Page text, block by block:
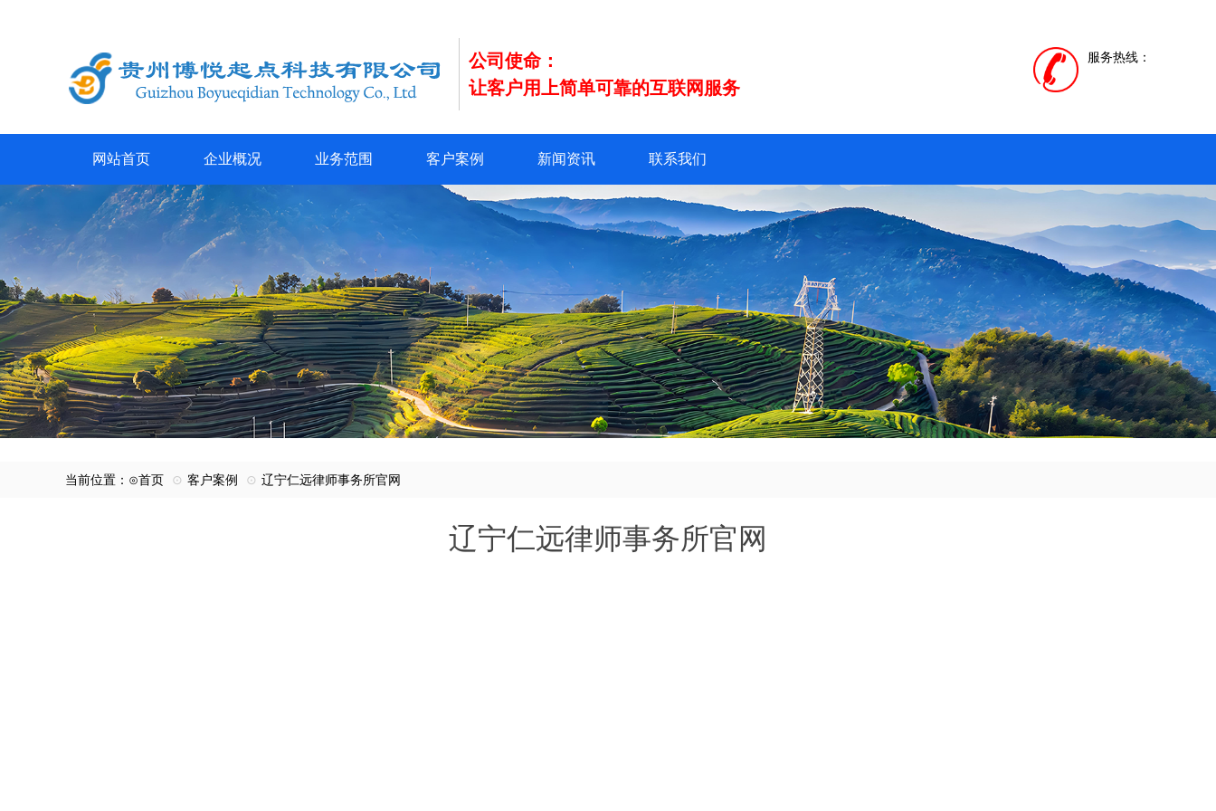
公司使命：
让客户用上简单可靠的互联网服务
服务热线：
网站首页 企业概况 业务范围 客户案例 新闻资讯 联系我们
当前位置：⊙首页 ⊙ 客户案例 ⊙ 辽宁仁远律师事务所官网
辽宁仁远律师事务所官网